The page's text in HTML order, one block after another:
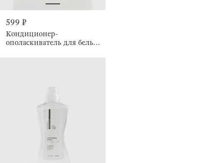
599 ₽
Кондиционер-
ополаскиватель для белья,